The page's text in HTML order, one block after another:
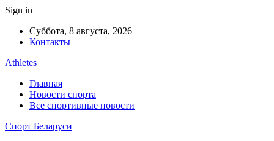
Sign in
Суббота, 8 августа, 2026
Контакты
Athletes
Главная
Новости спорта
Все спортивные новости
Спорт Беларуси